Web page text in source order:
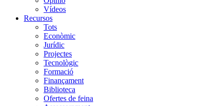
Vídeos
Recursos
Tots
Econòmic
Jurídic
Projectes
Tecnològic
Formació
Finançament
Biblioteca
Ofertes de feina